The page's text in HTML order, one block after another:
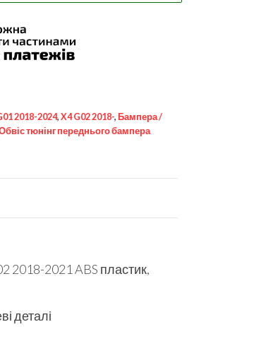
2018-2024, X4 G02 2018-, Бампера /
тюнінг переднього бампера
2018-2021 ABS пластик,
деталі